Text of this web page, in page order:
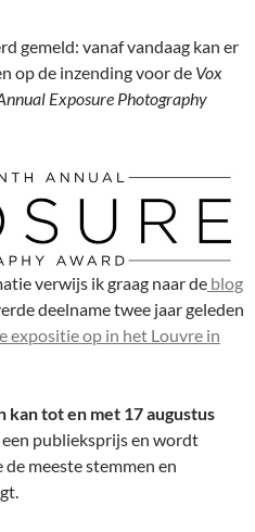
gemeld: vanaf vandaag kan er
op de inzending voor de Vox
Exposure Photography
verwijs ik graag naar de blog
deelname twee jaar geleden
expositie op in het Louvre in
kan tot en met 17 augustus
publieksprijs en wordt
meeste stemmen en